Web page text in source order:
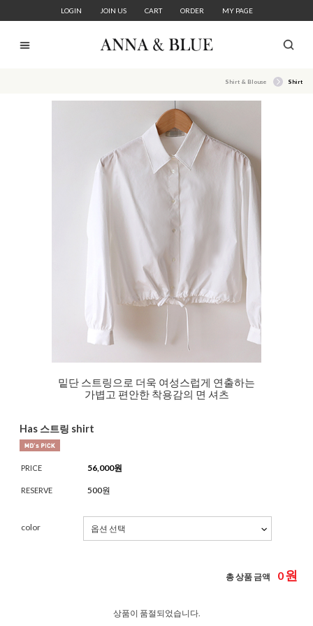
LOGIN JOIN US CART ORDER MY PAGE
Shirt & Blouse Shirt
밑단 스트링으로 더욱 여성스럽게 연출하는
가볍고 편안한 착용감의 면 셔츠
Has 스트링 shirt
PRICE 56,000원
RESERVE 500원
color
총 상품 금액 0원
상품이 품절되었습니다.